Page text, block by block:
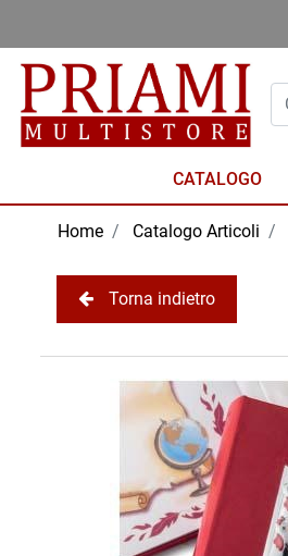
CATALOGO
Home Catalogo Articoli
Torna indietro